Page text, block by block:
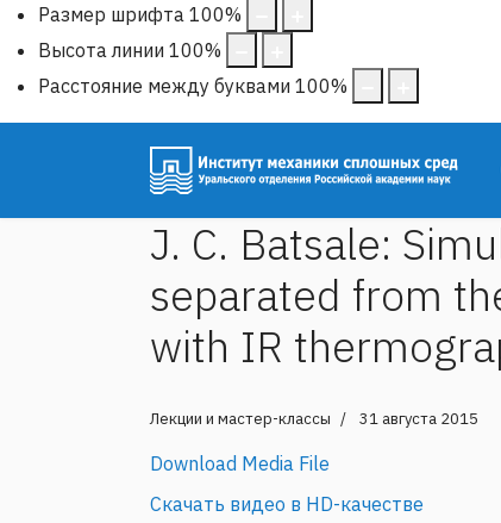
Размер шрифта 100%
Высота линии 100%
Расстояние между буквами 100%
J. C. Batsale:
separated from
with IR
Лекции и мастер-классы 31 августа 2015
Download Media File
Скачать видео в HD-качестве